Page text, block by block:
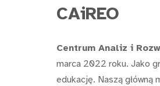
CAiREO
Centrum Analiz i
marca 2022 roku. Jako
edukację. Naszą